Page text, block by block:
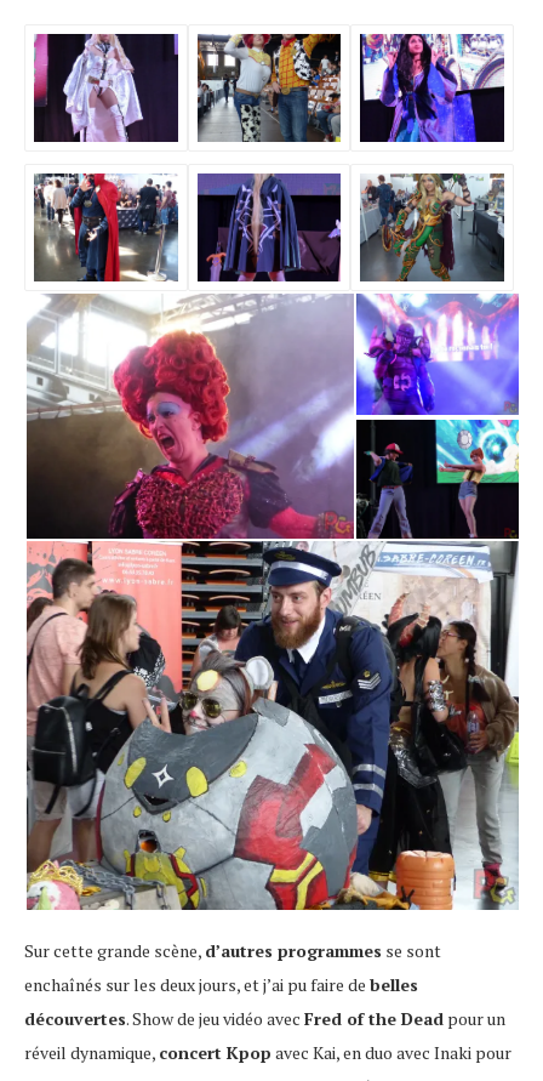
Sur cette grande scène, d’autres programmes se sont
enchaînés sur les deux jours, et j’ai pu faire de belles
découvertes. Show de jeu vidéo avec Fred of the Dead pour un
réveil dynamique, concert Kpop avec Kai, en duo avec Inaki pour